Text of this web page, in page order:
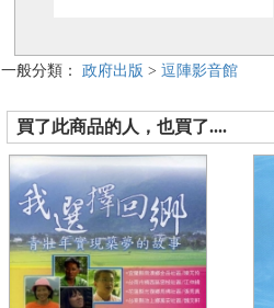
一般分類： 政府出版 > 逗陣影音館
買了此商品的人，也買了....